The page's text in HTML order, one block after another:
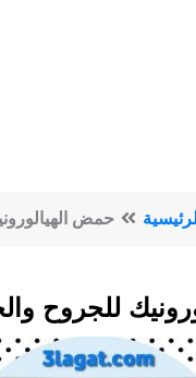
الرئيسية حمض
للجروح